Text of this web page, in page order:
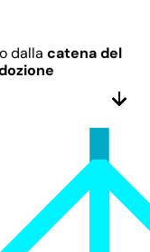
dallacatena del